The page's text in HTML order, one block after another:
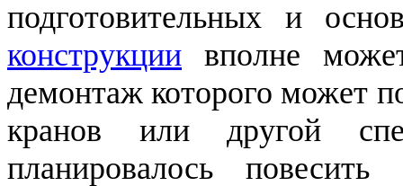
подготовительных и
конструкции вполне
демонтаж которого может
кранов или другой
планировалось